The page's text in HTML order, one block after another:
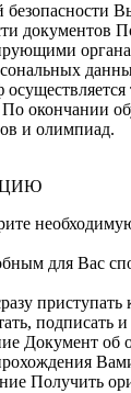
документов
По окончании
и олимпиад.
для Вас
подписать
Документ об
Получить